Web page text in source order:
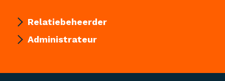
Relatiebeheerder
Administrateur